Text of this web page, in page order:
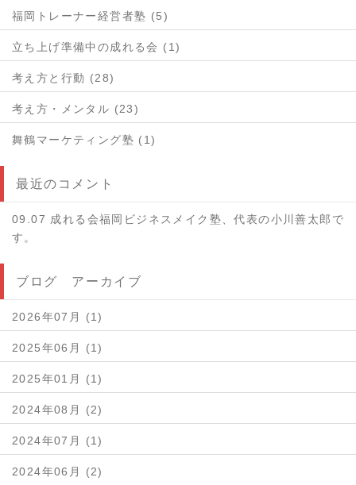
福岡トレーナー経営者塾 (5)
立ち上げ準備中の成れる会 (1)
考え方と行動 (28)
考え方・メンタル (23)
舞鶴マーケティング塾 (1)
最近のコメント
09.07 成れる会福岡ビジネスメイク塾、代表の小川善太郎で
す。
ブログ アーカイブ
2026年07月 (1)
2025年06月 (1)
2025年01月 (1)
2024年08月 (2)
2024年07月 (1)
2024年06月 (2)